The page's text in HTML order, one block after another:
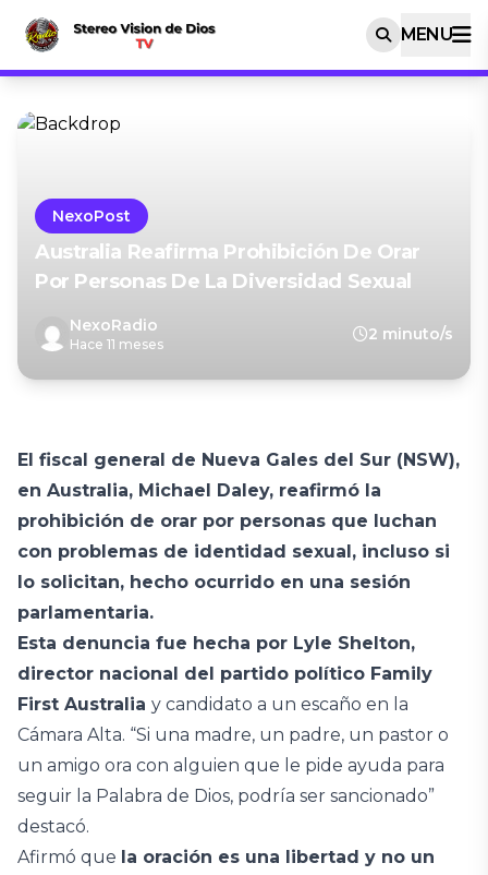
MENU
NexoPost
Australia Reafirma Prohibición De Orar
Por Personas De La Diversidad Sexual
NexoRadio
Hace 11 meses
2 minuto/s
El fiscal general de Nueva Gales del Sur (NSW),
en Australia, Michael Daley, reafirmó la
prohibición de orar por personas que luchan
con problemas de identidad sexual, incluso si
lo solicitan, hecho ocurrido en una sesión
parlamentaria.
Esta denuncia fue hecha por Lyle Shelton,
director nacional del partido político Family
First Australia y candidato a un escaño en la
Cámara Alta. “Si una madre, un padre, un pastor o
un amigo ora con alguien que le pide ayuda para
seguir la Palabra de Dios, podría ser sancionado”
destacó.
Afirmó que la oración es una libertad y no un